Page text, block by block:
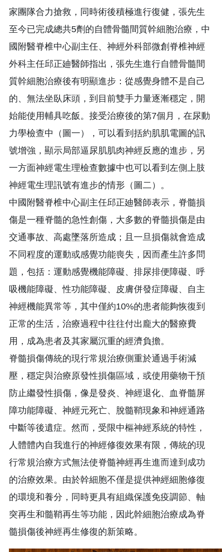
家團隊合力搶救，同時術後積極進行復健，張先生
至今已完成總共5劑的自體骨髓間質幹細胞治療，中
國附醫脊椎中心副主任、神經外科部微創脊椎神經
外科主任邱正廸醫師指出，張先生進行自體骨髓間
質幹細胞治療後有明顯進步：從感覺身體不是自己
的、無法坐臥床頭，到目前雙手力量逐漸穩定，開
始能使用輔具吃飯。接受治療後的第7個月，在尿動
力學檢查中（圖一），可以看到括約肌肌電圖的訊
號增強，顯示局部逼尿肌肌肉神經反應的進步，另
一方面神經電生理檢查數據中也可以看到左側上肢
神經電生理訊號有進步的情形（圖二）。
中國附醫脊椎中心副主任邱正廸醫師表示，脊髓損
傷是一種脊髓的急性創傷，大多數的脊髓損傷是由
交通事故、高處墜落所造成；且一旦損傷就會造成
不同程度的運動或感覺功能喪失，因而產生許多問
題，包括：運動感覺機能障礙、排尿排便障礙、呼
吸機能障礙、性功能障礙、皮膚併發症障礙、自主
神經機能異常等，其中僅約10%的患者能夠恢復到
正常的生活，治療過程中往往付出龐大的醫療費
用，成為患者及其家屬沉重的經濟負擔。
脊髓損傷傳統的現行常規治療側重於通過手術減
壓，穩定與治療原發性損傷區域，或使用藥物干預
防止繼發性損傷，像是發炎、神經退化、血脊髓屏
障功能障礙、神經元死亡、脫髓鞘現象和神經通路
中斷等後遺症。然而，受限中樞神經系統的特性，
人體體內自我進行的神經修復效果有限，傳統的現
行常規治療方式無法使脊髓神經再生進而達到成功
的治療效果。由於幹細胞不僅是提供神經細胞修復
的環境和養分，同時更具有組織保護免疫調節、軸
突再生和髓鞘再生等功能，因此幹細胞治療成為脊
髓損傷後神經再生修復的新策略。